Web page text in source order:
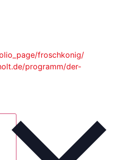
froschkonig/
programm/der-